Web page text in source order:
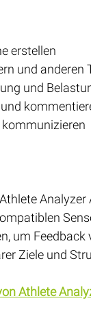
erstellen
und anderen
und
um Feedback
Ziele und
Athlete